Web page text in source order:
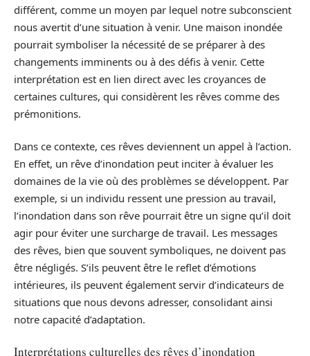
différent, comme un moyen par lequel notre subconscient
nous avertit d’une situation à venir. Une maison inondée
pourrait symboliser la nécessité de se préparer à des
changements imminents ou à des défis à venir. Cette
interprétation est en lien direct avec les croyances de
certaines cultures, qui considèrent les rêves comme des
prémonitions.
Dans ce contexte, ces rêves deviennent un appel à l’action.
En effet, un rêve d’inondation peut inciter à évaluer les
domaines de la vie où des problèmes se développent. Par
exemple, si un individu ressent une pression au travail,
l’inondation dans son rêve pourrait être un signe qu’il doit
agir pour éviter une surcharge de travail. Les messages
des rêves, bien que souvent symboliques, ne doivent pas
être négligés. S’ils peuvent être le reflet d’émotions
intérieures, ils peuvent également servir d’indicateurs de
situations que nous devons adresser, consolidant ainsi
notre capacité d’adaptation.
Interprétations culturelles des rêves d’inondation